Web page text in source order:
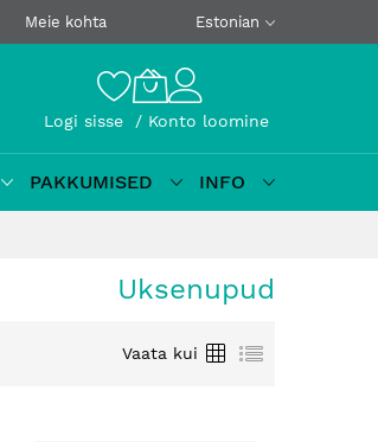
Meie kohta Estonian
Logi sisse Konto loomine
PAKKUMISED
INFO
Uksenupud
Vaata kui
Ruudustik
Loetelu